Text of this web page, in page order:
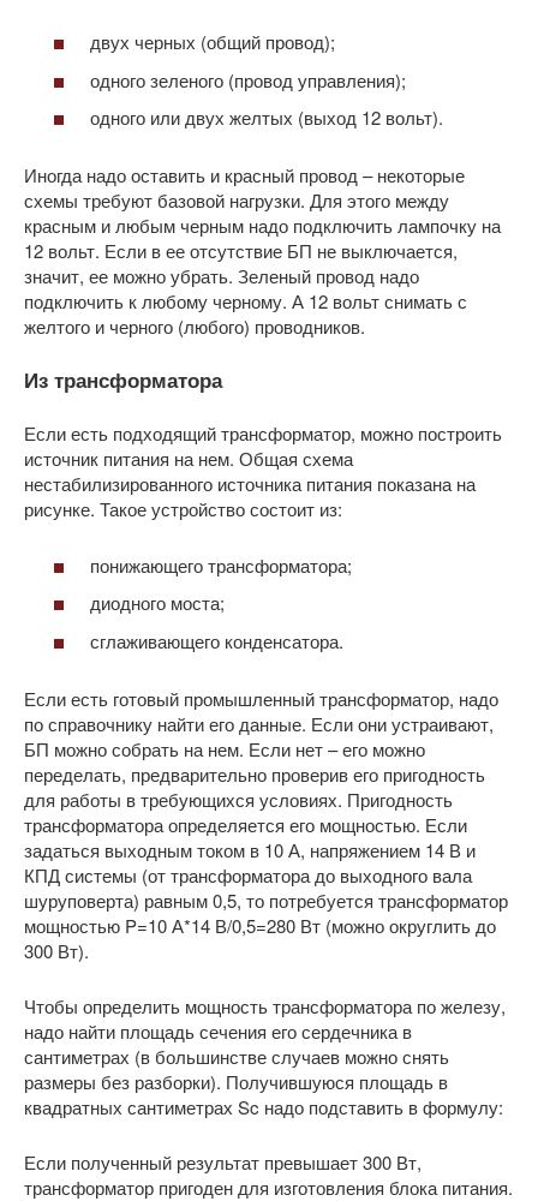
двух черных (общий провод);
одного зеленого (провод управления);
одного или двух желтых (выход 12 вольт).
Иногда надо оставить и красный провод – некоторые
схемы требуют базовой нагрузки. Для этого между
красным и любым черным надо подключить лампочку на
12 вольт. Если в ее отсутствие БП не выключается,
значит, ее можно убрать. Зеленый провод надо
подключить к любому черному. А 12 вольт снимать с
желтого и черного (любого) проводников.
Из трансформатора
Если есть подходящий трансформатор, можно построить
источник питания на нем. Общая схема
нестабилизированного источника питания показана на
рисунке. Такое устройство состоит из:
понижающего трансформатора;
диодного моста;
сглаживающего конденсатора.
Если есть готовый промышленный трансформатор, надо
по справочнику найти его данные. Если они устраивают,
БП можно собрать на нем. Если нет – его можно
переделать, предварительно проверив его пригодность
для работы в требующихся условиях. Пригодность
трансформатора определяется его мощностью. Если
задаться выходным током в 10 А, напряжением 14 В и
КПД системы (от трансформатора до выходного вала
шуруповерта) равным 0,5, то потребуется трансформатор
мощностью P=10 А*14 В/0,5=280 Вт (можно округлить до
300 Вт).
Чтобы определить мощность трансформатора по железу,
надо найти площадь сечения его сердечника в
сантиметрах (в большинстве случаев можно снять
размеры без разборки). Получившуюся площадь в
квадратных сантиметрах Sc надо подставить в формулу:
Если полученный результат превышает 300 Вт,
трансформатор пригоден для изготовления блока питания.